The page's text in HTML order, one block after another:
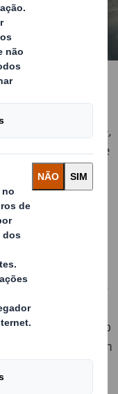
os seus hábitos
as suas
bem. Na verdade,
(28%) afirma que
de compra
como o “pior
a este novo
cientista
da Universidade
, que considera:
às marcas não
mudamos para um
que
precisam de